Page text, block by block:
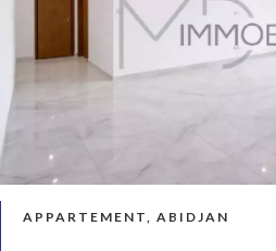
APPARTEMENT, ABIDJAN